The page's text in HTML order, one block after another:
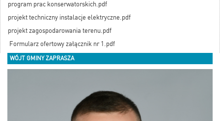
program prac konserwatorskich.pdf
projekt techniczny instalacje elektryczne.pdf
projekt zagospodarowania terenu.pdf
Formularz ofertowy załącznik nr 1.pdf
WÓJT GMINY ZAPRASZA